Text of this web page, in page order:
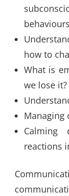
behaviours
how to
What is
we lose it?
Managing
Calming
reactions